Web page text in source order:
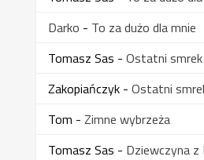
Darko - To za dużo dla mnie
Tomasz Sas - Ostatni smrek
Zakopiańczyk- Ostatni
Tom - Zimne wybrzeża
Tomasz Sas - Dziewczyna z